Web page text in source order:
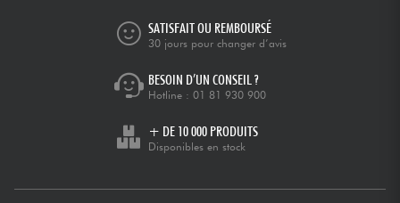
SATISFAIT OU REMBOURSÉ
30 jours pour changer d’avis
BESOIN D’UN CONSEIL ?
Hotline : 01 81 930 900
+ DE 10 000 PRODUITS
Disponibles en stock